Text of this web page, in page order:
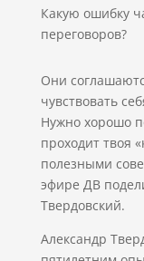
Какую ошибку
переговоров?
Они
чувствовать
Нужно хорошо
проходит твоя
полезными
эфире ДВ
Твердовский.
Александр